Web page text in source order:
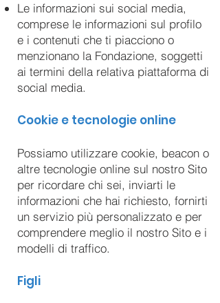
Le informazioni sui social media,
comprese le informazioni sul profilo
e i contenuti che ti piacciono o
menzionano la Fondazione, soggetti
ai termini della relativa piattaforma di
social media.
Cookie e tecnologie online
Possiamo utilizzare cookie, beacon o
altre tecnologie online sul nostro Sito
per ricordare chi sei, inviarti le
informazioni che hai richiesto, fornirti
un servizio più personalizzato e per
comprendere meglio il nostro Sito e i
modelli di traffico.
Figli